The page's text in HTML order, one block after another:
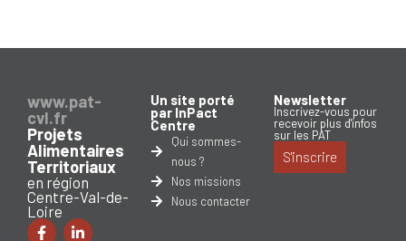
www.pat-
cvl.fr
Projets
Alimentaires
Territoriaux
en région
Centre-Val-de-
Loire
Un site porté
par InPact
Centre
Qui sommes-
nous ?
Nos missions
Nous contacter
Newsletter
Inscrivez-vous pour
recevoir plus d'infos
sur les PAT
S'inscrire